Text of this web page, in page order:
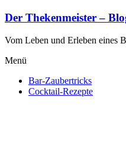
Zum
springen
Der Thekenmeister –
Vom Leben und Erleben eines
Menü
Bar-Zaubertricks
Cocktail-Rezepte